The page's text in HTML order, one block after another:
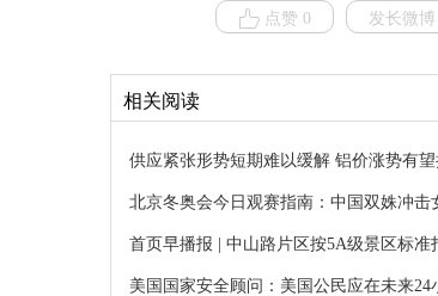
点赞 0 发长微博
相关阅读
供应紧张形势短期难以缓解 铝价涨势有
北京冬奥会今日观赛指南：中国双姝冲
首页早播报 | 中山路片区按5A级景区标准
美国国家安全顾问：美国公民应在未来24